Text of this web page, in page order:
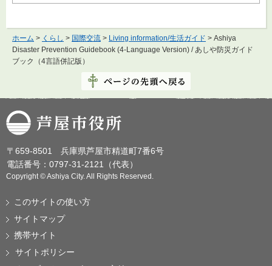
ホーム > くらし > 国際交流 > Living information/生活ガイド > Ashiya
Disaster Prevention Guidebook (4-Language Version) / あしや防災ガイド
ブック（4言語併記版）
芦屋市役所
〒659-8501 兵庫県芦屋市精道町7番6号
電話番号：0797-31-2121（代表）
Copyright © Ashiya City. All Rights Reserved.
このサイトの使い方
サイトマップ
携帯サイト
サイトポリシー